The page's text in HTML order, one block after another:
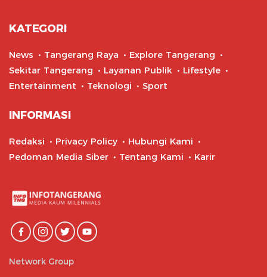
KATEGORI
News Tangerang Raya
Explore Tangerang
Sekitar Tangerang
Layanan Publik
Lifestyle
Entertainment
Teknologi Sport
INFORMASI
Redaksi Privacy Policy
Hubungi Kami
Pedoman Media Siber
Tentang Kami Karir
Network Group